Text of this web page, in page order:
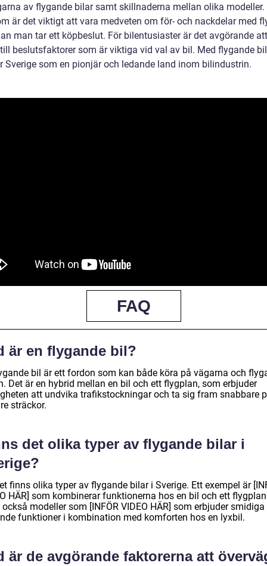
av flygande bilar samt skillnaderna mellan olika modeller.
är det viktigt att vara medveten om för- och nackdelar med
man tar ett köpbeslut. För bilentusiaster är det avgörande
beslutsfaktorer som är viktiga vid val av bil. Med flygande
Sverige som en pionjär och ledande land inom bilindustrin.
FAQ
är en flygande bil?
bil är ett fordon som kan både köra på vägarna och
Det är en hybrid mellan en bil och ett flygplan, som erbjuder
att undvika trafikstockningar och ta sig fram snabbare
sträckor.
det olika typer av flygande bilar i
finns olika typer av flygande bilar i Sverige. Ett exempel är
HÄR] som kombinerar funktionerna hos en bil och ett
modeller som [INFÖR VIDEO HÄR] som erbjuder smidiga
funktioner i kombination med komforten hos en lyxbil.
är de avgörande faktorerna att